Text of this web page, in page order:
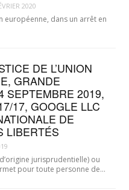
2020
européenne, dans un arrêt en
DE L’UNION
GRANDE
SEPTEMBRE 2019,
17, GOOGLE LLC
DE
LIBERTÉS
jurisprudentielle) ou
pour toute personne de…